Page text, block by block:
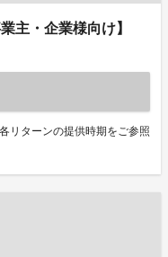
主・企業様向け】
リターンの提供時期をご参照